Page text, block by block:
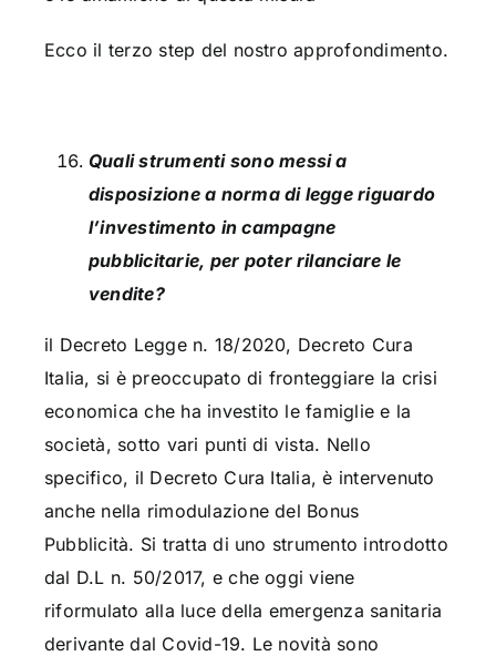
Ecco il terzo step del nostro approfondimento.
Quali strumenti sono messi a
disposizione a norma di legge riguardo
l’investimento in campagne
pubblicitarie, per poter rilanciare le
vendite?
il Decreto Legge n. 18/2020, Decreto Cura
Italia, si è preoccupato di fronteggiare la crisi
economica che ha investito le famiglie e la
società, sotto vari punti di vista. Nello
specifico, il Decreto Cura Italia, è intervenuto
anche nella rimodulazione del Bonus
Pubblicità. Si tratta di uno strumento introdotto
dal D.L n. 50/2017, e che oggi viene
riformulato alla luce della emergenza sanitaria
derivante dal Covid-19. Le novità sono